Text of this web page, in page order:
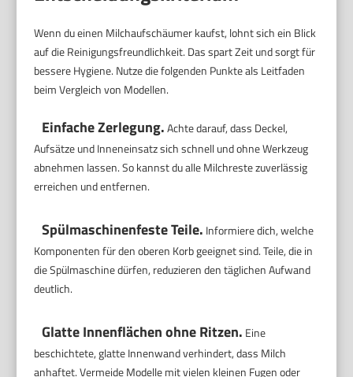
Wenn du einen Milchaufschäumer kaufst, lohnt sich ein Blick
auf die Reinigungsfreundlichkeit. Das spart Zeit und sorgt für
bessere Hygiene. Nutze die folgenden Punkte als Leitfaden
beim Vergleich von Modellen.
Einfache Zerlegung.Achte darauf, dass Deckel,
Aufsätze und Inneneinsatz sich schnell und ohne Werkzeug
abnehmen lassen. So kannst du alle Milchreste zuverlässig
erreichen und entfernen.
Spülmaschinenfeste Teile. Informiere dich, welche
Komponenten für den oberen Korb geeignet sind. Teile, die in
die Spülmaschine dürfen, reduzieren den täglichen Aufwand
deutlich.
Glatte Innenflächen ohne Ritzen. Eine
beschichtete, glatte Innenwand verhindert, dass Milch
anhaftet. Vermeide Modelle mit vielen kleinen Fugen oder